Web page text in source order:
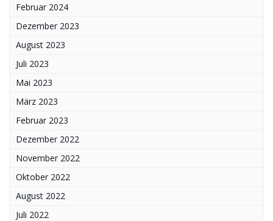
Februar 2024
Dezember 2023
August 2023
Juli 2023
Mai 2023
März 2023
Februar 2023
Dezember 2022
November 2022
Oktober 2022
August 2022
Juli 2022